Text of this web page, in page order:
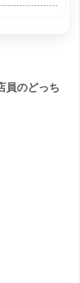
員のどっち